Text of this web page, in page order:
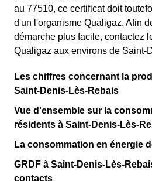
au 77510, ce certificat doit
d'un l'organisme Qualigaz. Afin
démarche plus facile, contactez
Qualigaz aux environs de Saint-
Les chiffres concernant la
Saint-Denis-Lès-Rebais
Vue d'ensemble sur la
résidents à Saint-Denis-Lès-
La consommation en énergie
GRDF à Saint-Denis-Lès-
contacts